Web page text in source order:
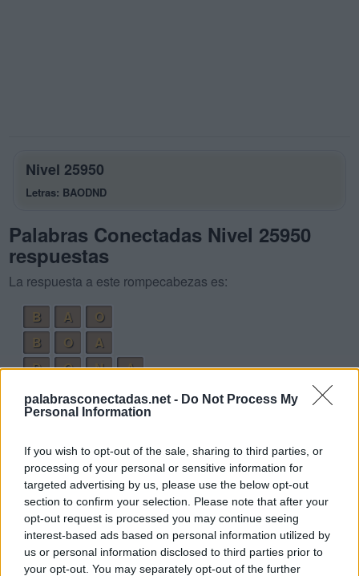
palabrasconectadas.net - Do Not Process My
Personal Information
If you wish to opt-out of the sale, sharing to third parties, or
processing of your personal or sensitive information for
targeted advertising by us, please use the below opt-out
section to confirm your selection. Please note that after your
opt-out request is processed you may continue seeing
interest-based ads based on personal information utilized by
us or personal information disclosed to third parties prior to
your opt-out. You may separately opt-out of the further
Nivel 25950
Letras: BAODND
Palabras Conectadas Nivel 25950
respuestas
La respuesta a este rompecabezas es:
B
A
O
B
O
A
D
O N
A
N
A D
O
D
A N D
B
O N D A
D
Palabras extra:
D
A
N
N
A
O
D
O
N